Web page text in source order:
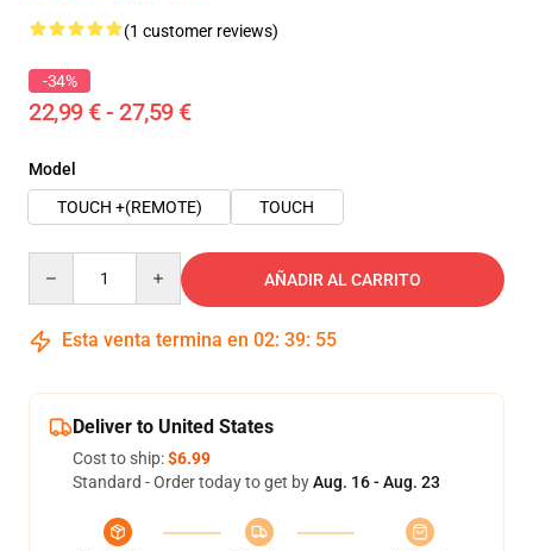
(1 customer reviews)
-34%
22,99 € - 27,59 €
Model
TOUCH +(REMOTE)
TOUCH
AÑADIR AL CARRITO
Esta venta termina en 02: 39: 54
Deliver to United States
Cost to ship:$6.99
Standard - Order today to get byAug. 16 - Aug. 23